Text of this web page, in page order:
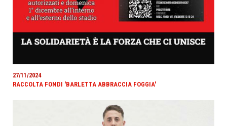
27/11/2024
RACCOLTA FONDI 'BARLETTA ABBRACCIA FOGGIA'